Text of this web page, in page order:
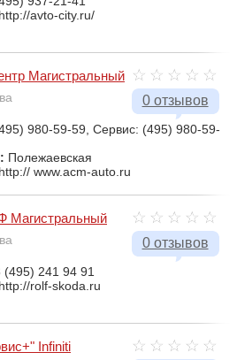
http://avto-city.ru/
0 отзывов
Магистральный
980-59-59, Сервис: (495) 980-59-
Полежаевская
http:// www.acm-auto.ru
0 отзывов
Магистральный
(495) 241 94 91
http://rolf-skoda.ru
Infiniti